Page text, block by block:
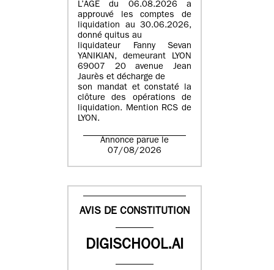
L’AGE du 06.08.2026 a
approuvé les comptes de
liquidation au 30.06.2026,
donné quitus au
liquidateur Fanny Sevan
YANIKIAN, demeurant LYON
69007 20 avenue Jean
Jaurès et décharge de
son mandat et constaté la
clôture des opérations de
liquidation. Mention RCS de
LYON.
Annonce parue le
07/08/2026
AVIS DE CONSTITUTION
DIGISCHOOL.AI